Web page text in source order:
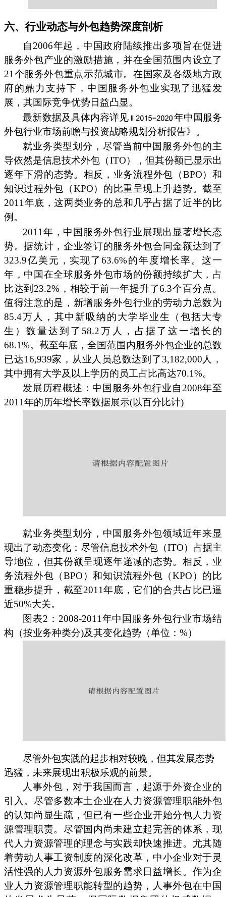
六、行业动态与外包趋势深度剖析
自2006年起，中国政府陆续推出多项旨在促进
服务外包产业的激励措施，并在全国范围内设立了
21个服务外包重点示范城市。在国家及各级地方政
府的鼎力支持下，中国服务外包业实现了迅猛发
展，其国际竞争优势日益凸显。
最新数据及具体内容详见
年中国服务
外包行业市场前瞻与投资战略规划分析报告》。
就业务类型划分，尽管当前中国服务外包的主
导依然是信息技术外包（ITO），但其份额已显示出
逐年下滑的态势。相反，业务流程外包（BPO）和
知识过程外包（KPO）的比重呈现上升趋势。截至
2011年底，这两类业务的总和几乎占据了近半的比
例。
2011年，中国服务外包行业展现出显著增长态
势。据统计，企业签订的服务外包合同金额达到了
323.9亿美元，实现了63.6%的年度增长率。这一
年，中国在全球服务外包市场的份额持续扩大，占
比达到23.2%，相较于前一年提升了6.3个百分点。
值得注意的是，新增服务外包行业的劳动力总数为
85.4万人，其中新吸纳的大学毕业生（包括大专
生）数量达到了58.2万人，占据了这一增长的
68.1%。截至年底，全国范围内服务外包企业的总数
已达16,939家，从业人员总数达到了3,182,000人，
其中拥有大学及以上学历的员工占比高达70.1%。
发展历程概述：中国服务外包行业自2008年至
2011年的历年增长率数据展示(以百分比计)
就业务类型划分，中国服务外包领域近年来显
现出了动态变化：尽管信息技术外包（ITO）占据主
导地位，但其份额呈现逐年递减的态势。相反，业
务流程外包（BPO）和知识流程外包（KPO）的比
重稳步提升，截至2011年底，它们的合共占比已逼
近50%大关。
图表2：2008-2011年中国服务外包行业市场结
构（按业务种类分)及其变化趋势（单位：%）
尽管外包实践的起步相对较晚，但其发展态势
迅猛，未来展现出积极乐观的前景。
人事外包，对于我国而言，起源于外资企业的
引入。尽管多数本土企业在人力资源管理职能外包
的认知尚显生疏，但已有一些企业开始分包人力资
源管理职责。尽管国内尚未建立起完善的体系，现
代人力资源管理的理念与实践却快速推进。尤其随
着劳动人事工资制度的深化改革，中小企业对于灵
活性强的人力资源外包服务需求日益增长。作为企
业人力资源管理职能转型的趋势，人事外包在中国